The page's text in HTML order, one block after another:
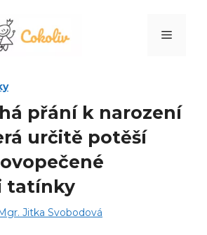
Menu
přání k narození
určitě potěší
tatínky
Jitka Svobodová